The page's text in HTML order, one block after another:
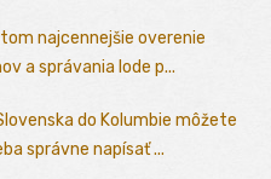
najcennejšie overenie
a správania lode p...
do Kolumbie môžete
správne napísať ...